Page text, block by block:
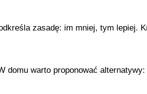
zasadę: im mniej, tym lepiej.
domu warto proponować alternatywy: